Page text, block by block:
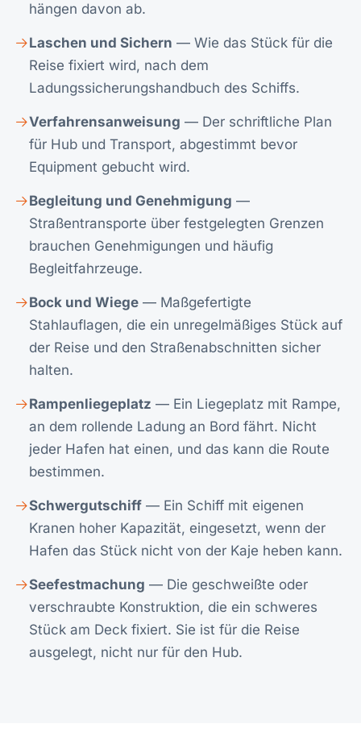
hängen davon ab.
Laschen und Sichern — Wie das Stück für die
Reise fixiert wird, nach dem
Ladungssicherungshandbuch des Schiffs.
Verfahrensanweisung — Der schriftliche Plan
für Hub und Transport, abgestimmt bevor
Equipment gebucht wird.
Begleitung und Genehmigung —
Straßentransporte über festgelegten Grenzen
brauchen Genehmigungen und häufig
Begleitfahrzeuge.
Bock und Wiege — Maßgefertigte
Stahlauflagen, die ein unregelmäßiges Stück auf
der Reise und den Straßenabschnitten sicher
halten.
Rampenliegeplatz — Ein Liegeplatz mit Rampe,
an dem rollende Ladung an Bord fährt. Nicht
jeder Hafen hat einen, und das kann die Route
bestimmen.
Schwergutschiff — Ein Schiff mit eigenen
Kranen hoher Kapazität, eingesetzt, wenn der
Hafen das Stück nicht von der Kaje heben kann.
Seefestmachung — Die geschweißte oder
verschraubte Konstruktion, die ein schweres
Stück am Deck fixiert. Sie ist für die Reise
ausgelegt, nicht nur für den Hub.